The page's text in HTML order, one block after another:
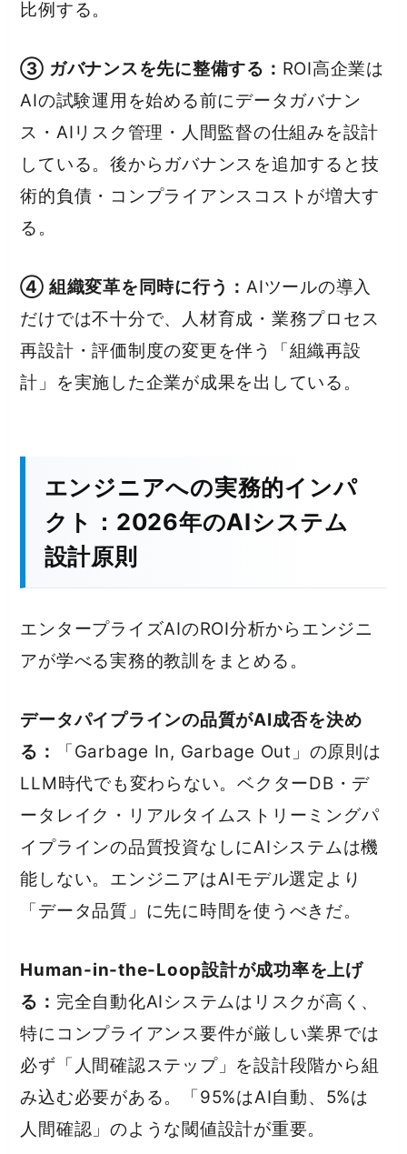
比例する。
③ ガバナンスを先に整備する： ROI高企業は
AIの試験運用を始める前にデータガバナン
ス・AIリスク管理・人間監督の仕組みを設計
している。後からガバナンスを追加すると技
術的負債・コンプライアンスコストが増大す
る。
④ 組織変革を同時に行う：AIツールの導入
だけでは不十分で、人材育成・業務プロセス
再設計・評価制度の変更を伴う「組織再設
計」を実施した企業が成果を出している。
エンジニアへの実務的インパ
クト：2026年のAIシステム
設計原則
エンタープライズAIのROI分析からエンジニ
アが学べる実務的教訓をまとめる。
データパイプラインの品質がAI成否を決め
る：
「Garbage In, Garbage Out」の原則は
LLM時代でも変わらない。ベクターDB・デ
ータレイク・リアルタイムストリーミングパ
イプラインの品質投資なしにAIシステムは機
能しない。エンジニアはAIモデル選定より
「データ品質」に先に時間を使うべきだ。
Human-in-the-Loop設計が成功率を上げ
る： 完全自動化AIシステムはリスクが高く、
特にコンプライアンス要件が厳しい業界では
必ず「人間確認ステップ」を設計段階から組
み込む必要がある。「95%はAI自動、5%は
人間確認」のような閾値設計が重要。